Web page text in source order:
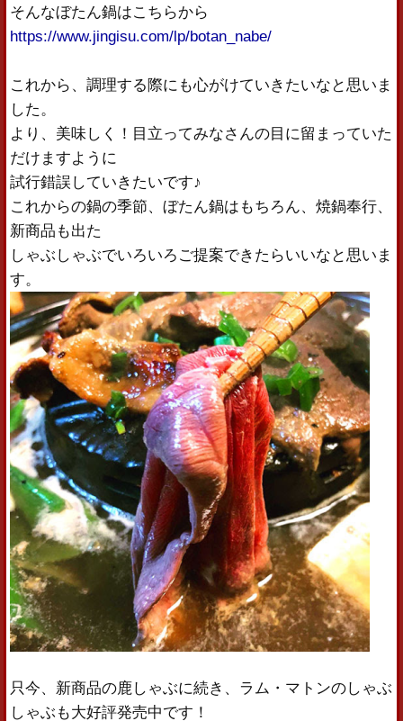
そんなぼたん鍋はこちらから
https://www.jingisu.com/lp/botan_nabe/
これから、調理する際にも心がけていきたいなと思いま
した。
より、美味しく！目立ってみなさんの目に留まっていた
だけますように
試行錯誤していきたいです♪
これからの鍋の季節、ぼたん鍋はもちろん、焼鍋奉行、
新商品も出た
しゃぶしゃぶでいろいろご提案できたらいいなと思いま
す。
只今、新商品の鹿しゃぶに続き、ラム・マトンのしゃぶ
しゃぶも大好評発売中です！